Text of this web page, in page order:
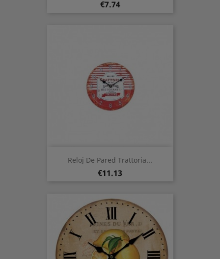
Price
€7.74
Reloj De Pared Trattoria...
Price
€11.13